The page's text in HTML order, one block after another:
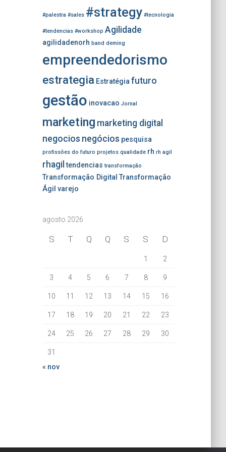
#palestra #sales #strategy #tecnologia
#tendencias #workshop Agilidade
agilidadenorh band deming
empreendedorismo
estrategia Estratégia futuro
gestão inovacao Jornal
marketing marketing digital
negocios negócios pesquisa
profissões do futuro projetos qualidade rh rh agil
rhagil tendencias transformação
Transformação Digital Transformação
Ágil varejo
agosto 2026
S T Q Q S S D
1 2
3 4 5 6 7 8 9
10 11 12 13 14 15 16
17 18 19 20 21 22 23
24 25 26 27 28 29 30
31
« nov